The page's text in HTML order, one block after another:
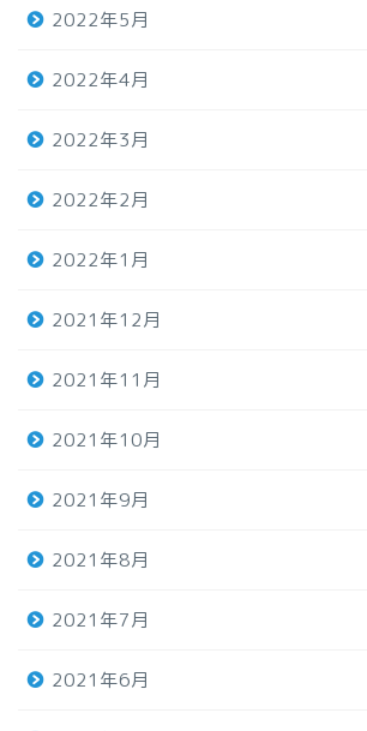
2022年5月
2022年4月
2022年3月
2022年2月
2022年1月
2021年12月
2021年11月
2021年10月
2021年9月
2021年8月
2021年7月
2021年6月